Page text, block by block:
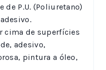
P.U. (Poliuretano)
cima de superfícies
adesivo,
pintura a óleo,